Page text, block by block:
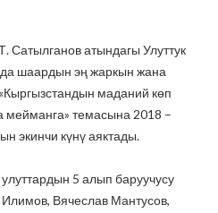
атындагы Улуттук
шаардын эң жаркын жана
маданий көп
мейманга» темасына 2018 –
экинчи күнү аяктады.
5 алып баруучусу
Вячеслав Мантусов,